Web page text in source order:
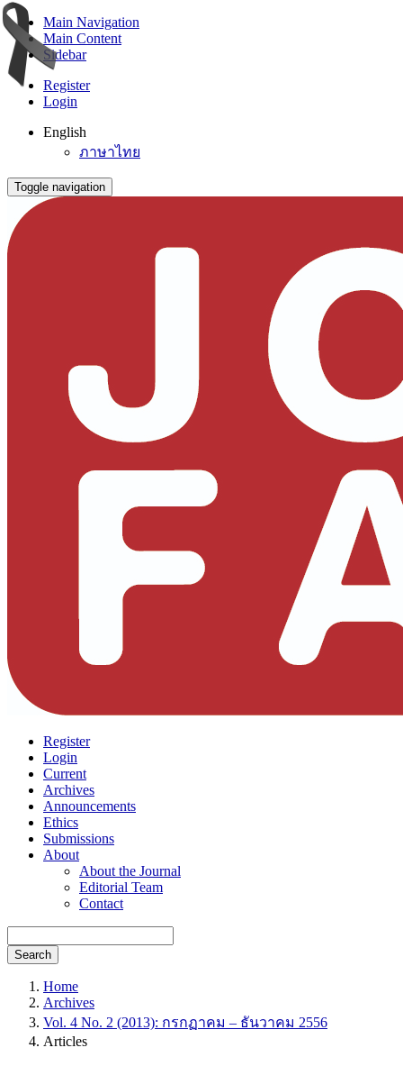
Main Navigation
Main Content
Sidebar
Register
Login
English
ภาษาไทย
Toggle navigation
Register
Login
Current
Archives
Announcements
Ethics
Submissions
About
About the Journal
Editorial Team
Contact
Search
Home
Archives
Vol. 4 No. 2 (2013): กรกฏาคม – ธันวาคม 2556
Articles